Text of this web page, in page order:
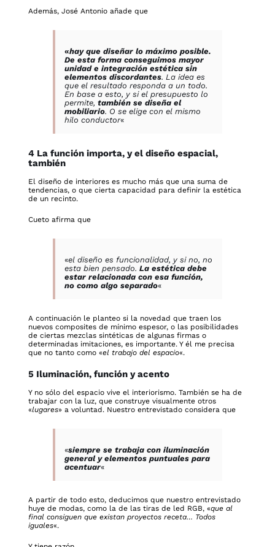
Además, José Antonio añade que
«hay que diseñar lo máximo posible.
De esta forma conseguimos mayor
unidad e integración estética sin
elementos discordantes. La idea es
que el resultado responda a un todo.
En base a esto, y si el presupuesto lo
permite,también se diseña el
mobiliario. O se elige con el mismo
hilo conductor«
4 La función importa, y el diseño espacial,
también
El diseño de interiores es mucho más que una suma de
tendencias, o que cierta capacidad para definir la estética
de un recinto.
Cueto afirma que
«el diseño es funcionalidad, y si no, no
esta bien pensado.La estética debe
estar relacionada con esa función,
no como algo separado«
A continuación le planteo si la novedad que traen los
nuevos composites de mínimo espesor, o las posibilidades
de ciertas mezclas sintéticas de algunas firmas o
determinadas imitaciones, es importante. Y él me precisa
que no tanto como «el trabajo del espacio«.
5 Iluminación, función y acento
Y no sólo del espacio vive el interiorismo. También se ha de
trabajar con la luz, que construye visualmente otros
«lugares» a voluntad. Nuestro entrevistado considera que
«siempre se trabaja con iluminación
general y elementos puntuales para
acentuar«
A partir de todo esto, deducimos que nuestro entrevistado
huye de modas, como la de las tiras de led RGB, «que al
final consiguen que existan proyectos receta… Todos
iguales«.